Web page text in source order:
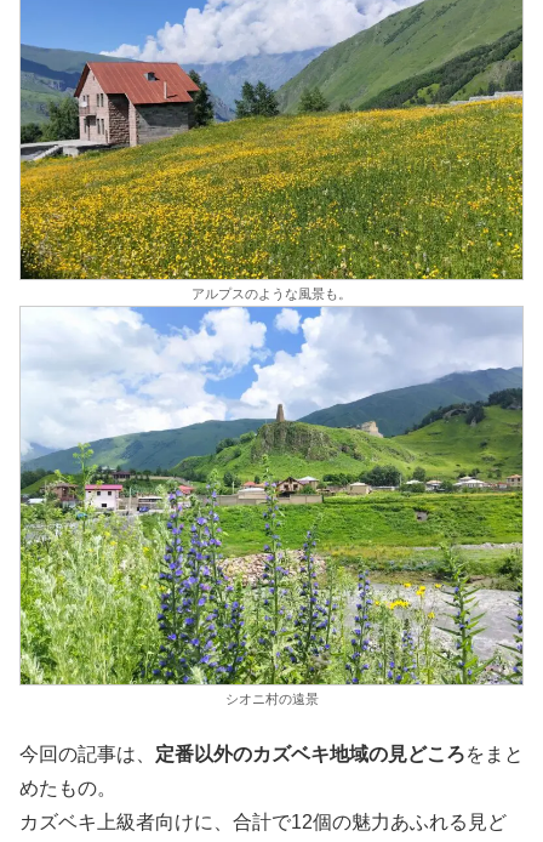
アルプスのような風景も。
シオニ村の遠景
今回の記事は、 定番以外のカズベキ地域の見どころをまと
めたもの。
カズベキ上級者向けに、合計で12個の魅力あふれる見ど